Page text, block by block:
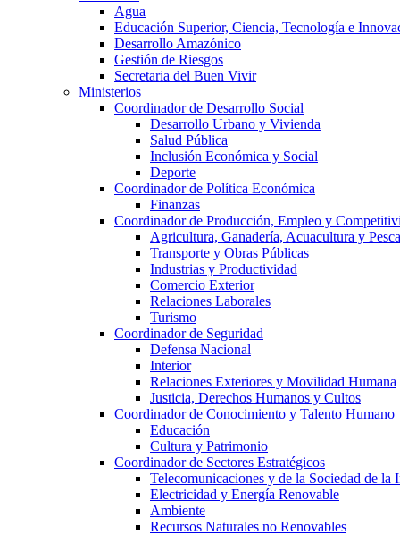
Agua
Educación Superior, Ciencia, Tecnología e
Desarrollo Amazónico
Gestión de Riesgos
Secretaria del Buen Vivir
Ministerios
Coordinador de Desarrollo Social
Desarrollo Urbano y Vivienda
Salud Pública
Inclusión Económica y Social
Deporte
Coordinador de Política Económica
Finanzas
Coordinador de Producción, Empleo y
Agricultura, Ganadería, Acuacultura y Pesca
Transporte y Obras Públicas
Industrias y Productividad
Comercio Exterior
Relaciones Laborales
Turismo
Coordinador de Seguridad
Defensa Nacional
Interior
Relaciones Exteriores y Movilidad Humana
Justicia, Derechos Humanos y Cultos
Coordinador de Conocimiento y Talento Humano
Educación
Cultura y Patrimonio
Coordinador de Sectores Estratégicos
Telecomunicaciones y de la Sociedad de la
Electricidad y Energía Renovable
Ambiente
Recursos Naturales no Renovables